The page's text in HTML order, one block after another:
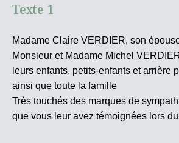
Texte 1
Madame Claire VERDIER, son
Monsieur et Madame Michel
leurs enfants, petits-enfants et arrière
ainsi que toute la famille
Très touchés des marques de
que vous leur avez témoignées lors